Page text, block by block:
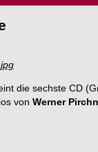
die sechste CD
von Werner